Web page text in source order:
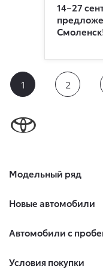
14−27
1 2
Модельный ряд
Новые автомобили
Автомобили с
Условия покупки